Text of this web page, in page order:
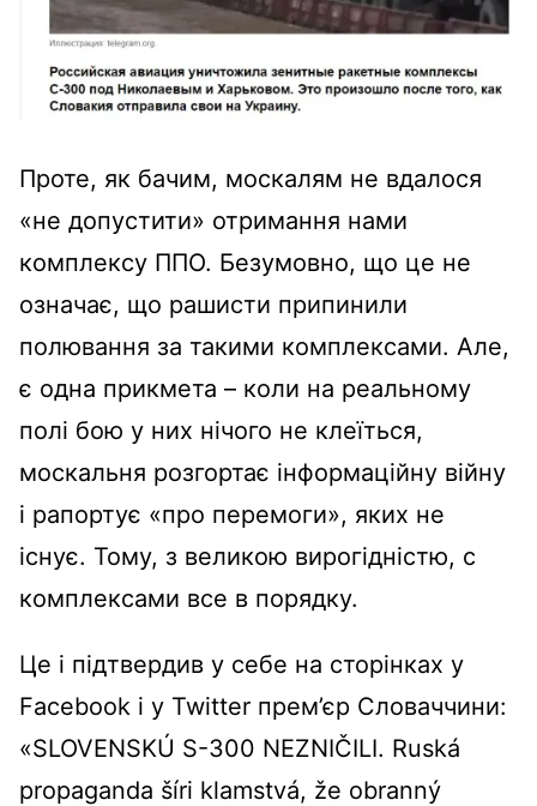
Проте, як бачим, москалям не вдалося
«не допустити» отримання нами
комплексу ППО. Безумовно, що це не
означає, що рашисти припинили
полювання за такими комплексами. Але,
є одна прикмета – коли на реальному
полі бою у них нічого не клеїться,
москальня розгортає інформаційну війну
і рапортує «про перемоги», яких не
існує. Тому, з великою вирогідністю, с
комплексами все в порядку.
Це і підтвердив у себе на сторінках у
Facebook і у Twitter прем’єр Словаччини:
«SLOVENSKÚ S-300 NEZNIČILI. Ruská
propaganda šíri klamstvá, že obranný